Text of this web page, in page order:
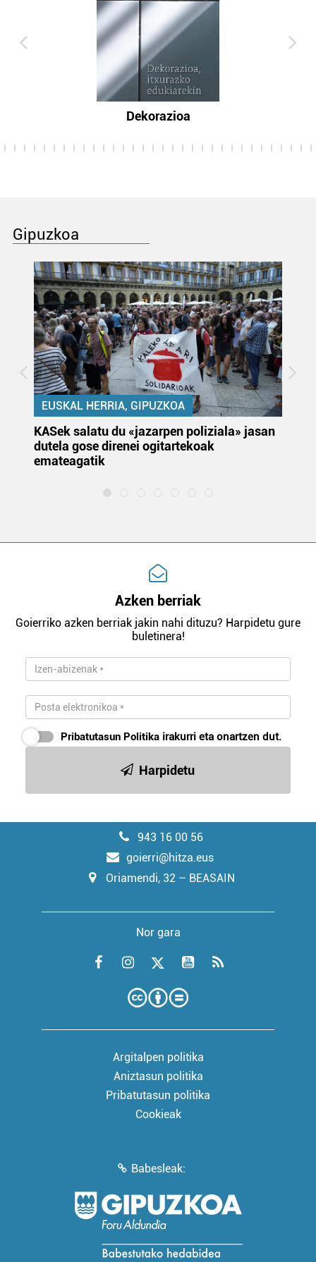
Dekorazioa
Gipuzkoa
EUSKAL HERRIA, GIPUZKOA
KASek salatu du «jazarpen poliziala» jasan
dutela gose direnei ogitartekoak
emateagatik
Azken berriak
Goierriko azken berriak jakin nahi dituzu? Harpidetu gure
buletinera!
Pribatutasun Politika irakurri eta onartzen dut.
Harpidetu
943 16 00 56
goierri@hitza.eus
Oriamendi, 32 – BEASAIN
Nor gara
Argitalpen politika
Aniztasun politika
Pribatutasun politika
Cookieak
Babesleak: